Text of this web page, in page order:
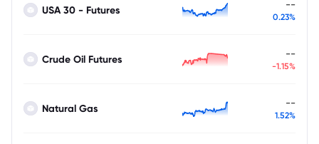
USA 30 - Futures --
0.23%
Crude Oil Futures --
-1.15%
Natural Gas --
1.52%